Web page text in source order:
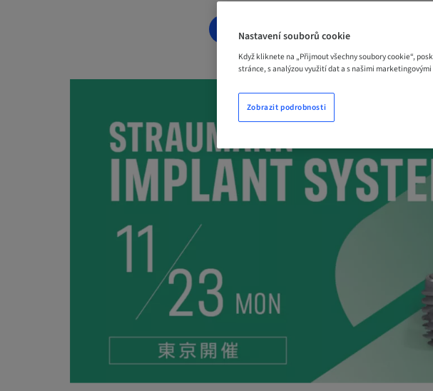
ČEKACÍ SEZNAM
Nastavení souborů cookie
Když kliknete na „Přijmout všechny soubory cookie“,
stránce, s analýzou využití dat a s našimi
Zobrazit podrobnosti